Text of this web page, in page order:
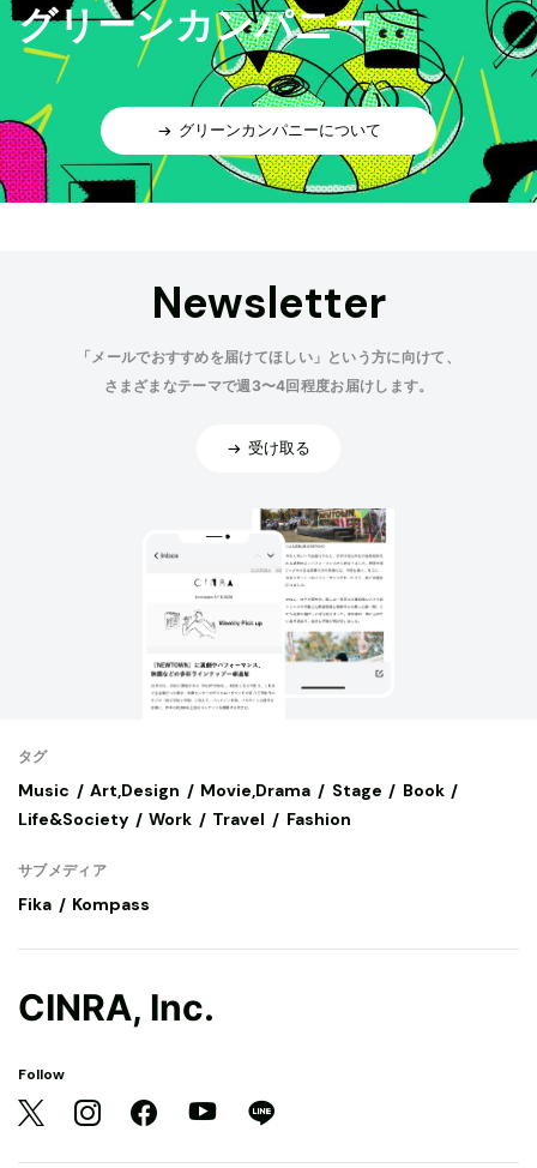
グリーンカンパニー
グリーンカンパニーについて
Newsletter
「メールでおすすめを届けてほしい」という方に向けて、
さまざまなテーマで週3〜4回程度お届けします。
受け取る
タグ
Music Art,Design Movie,Drama Stage
Book
Life&Society
Work Travel Fashion
サブメディア
Fika Kompass
CINRA, Inc.
Follow